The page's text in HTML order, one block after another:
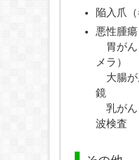
陥入爪
悪性腫
胃がん
メラ）
大腸が
鏡
乳がん
波検査